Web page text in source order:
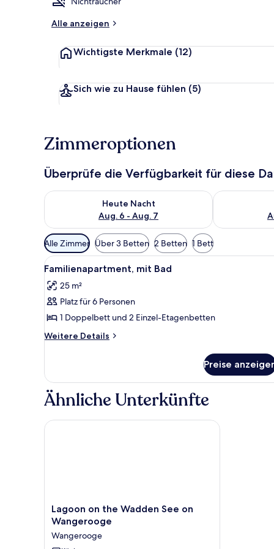
Alle anzeigen
Wichtigste Merkmale (12)
Sich wie zu Hause fühlen (5)
Zimmeroptionen
Überprüfe die Verfügbarkeit für diese
Heute Nacht
Aug. 6 - Aug. 7
Überprüfe die Verfügbarkeit für heute Nacht, Aug. 6
Überprüfe
Verfügbare
Filter
für
Zimmer
Alle Zimmer Über 3 Betten 2 Betten 1 Bett
Alle
Fotos
für
Familienapartment,
mit
Bad
Familienapartment, mit Bad |
8
Familienapartment, mit Bad
25 m²
Platz für 6 Personen
1 Doppelbett und 2 Einzel-Etagenbetten
Weitere Details
Weitere
mit
Bad
Preise
Ähnliche Unterkünfte
Lagoon
on
Wadden
Lagoon on the Wadden See on
Wangerooge
Wangerooge
Lagoon on the Wadden See on Wangerooge